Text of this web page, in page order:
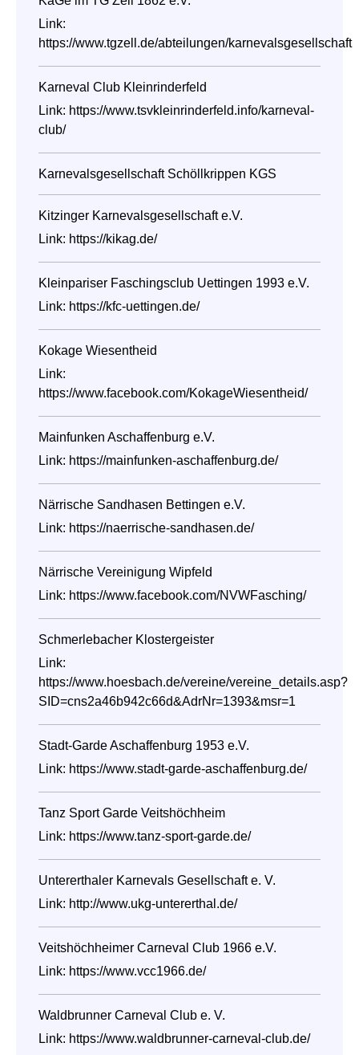
Link:
https://www.tgzell.de/abteilungen/karnevalsgesellschaft
Karneval Club Kleinrinderfeld
Link: https://www.tsvkleinrinderfeld.info/karneval-
club/
Karnevalsgesellschaft Schöllkrippen KGS
Kitzinger Karnevalsgesellschaft e.V.
Link: https://kikag.de/
Kleinpariser Faschingsclub Uettingen 1993 e.V.
Link: https://kfc-uettingen.de/
Kokage Wiesentheid
Link:
https://www.facebook.com/KokageWiesentheid/
Mainfunken Aschaffenburg e.V.
Link: https://mainfunken-aschaffenburg.de/
Närrische Sandhasen Bettingen e.V.
Link: https://naerrische-sandhasen.de/
Närrische Vereinigung Wipfeld
Link: https://www.facebook.com/NVWFasching/
Schmerlebacher Klostergeister
Link:
https://www.hoesbach.de/vereine/vereine_details.asp?
SID=cns2a46b942c66d&AdrNr=1393&msr=1
Stadt-Garde Aschaffenburg 1953 e.V.
Link: https://www.stadt-garde-aschaffenburg.de/
Tanz Sport Garde Veitshöchheim
Link: https://www.tanz-sport-garde.de/
Untererthaler Karnevals Gesellschaft e. V.
Link: http://www.ukg-untererthal.de/
Veitshöchheimer Carneval Club 1966 e.V.
Link: https://www.vcc1966.de/
Waldbrunner Carneval Club e. V.
Link: https://www.waldbrunner-carneval-club.de/